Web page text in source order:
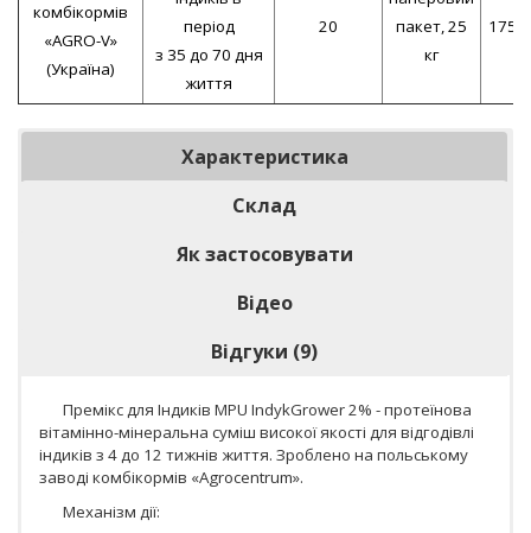
комбікормів
«AGRO-V»
(Україна)
період
з 35 до 70 дня
життя
20
пакет, 25
кг
Характеристика
Склад
Як застосовувати
Відео
Відгуки (9)
Премікс для Індиків MPU IndykGrower 2% - протеїнова
вітамінно-мінеральна суміш високої якості для відгодівлі
індиків з 4 до 12 тижнів життя. Зроблено на польському
заводі комбікормів «Agrocentrum».
Механізм дії: